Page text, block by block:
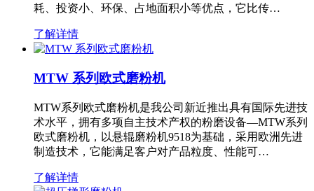
耗、投资小、环保、占地面积小等优点，它比传…
了解详情
MTW 系列欧式磨粉机
MTW系列欧式磨粉机是我公司新近推出具有国际先进技
术水平，拥有多项自主技术产权的粉磨设备—MTW系列
欧式磨粉机，以悬辊磨粉机9518为基础，采用欧洲先进
制造技术，它能满足客户对产品粒度、性能可…
了解详情